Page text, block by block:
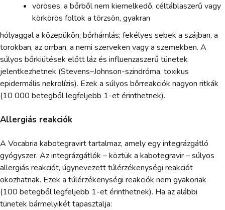
vöröses, a bőrből nem kiemelkedő, céltáblaszerű vagy
körkörös foltok a törzsön, gyakran
hólyaggal a közepükön; bőrhámlás; fekélyes sebek a szájban, a
torokban, az orrban, a nemi szerveken vagy a szemekben. A
súlyos bőrkiütések előtt láz és influenzaszerű tünetek
jelentkezhetnek (Stevens–Johnson-szindróma, toxikus
epidermális nekrolízis). Ezek a súlyos bőrreakciók nagyon ritkák
(10 000 betegből legfeljebb 1-et érinthetnek).
Allergiás reakciók
A Vocabria kabotegravirt tartalmaz, amely egy integrázgátló
gyógyszer. Az integrázgátlók – köztük a kabotegravir – súlyos
allergiás reakciót, úgynevezett túlérzékenységi reakciót
okozhatnak. Ezek a túlérzékenységi reakciók nem gyakoriak
(100 betegből legfeljebb 1-et érinthetnek). Ha az alábbi
tünetek bármelyikét tapasztalja: